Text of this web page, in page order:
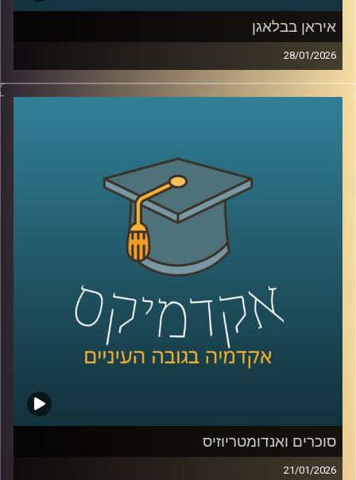
איראן בבלאגן
28/01/2026
מאז הפעם האחרונה שדיברנו עם ד׳׳ר מאיר ג׳בדנפר, איראן
חווה טלטלה עמוקה, מחאה מתמשכת, דיכוי אלים שבו נהרגו
בפרק הזה ננסה להבין מה באמת קורה בתוך איראן היום, איך
נראית המחאה מבפנים, עד כמה המשטר מרגיש מאוים, ואיך כל
זה מתחבר גם לאזור, לישראל, ולמה שאנחנו רואים בכותרות.
אז כדי לדבר על כל זה, שב אלינו ד׳׳ר מאיר ג׳בדנפר, מומחה
לפוליטיקה עכשווית של איראן בבית הספר לאודר לממשל,
דיפלומטיה ואסטרטגיה באוניברסיטת רייכמן
קרדיט תמונות:
AudioVersity
סוכרים ואנדומטריוזיס
21/01/2026